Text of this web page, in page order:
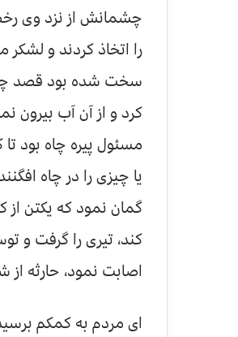
چشمانش از نزد وی
را اتخاذ كردند و لشكر
سخت شده بود قصد چاه
كرد و از آن آب بیرون
مسئول پیره چاه بود
یا چیزی را در چاه
گمان نمود كه یكتن از
كند، تیری را گرفت و
اصابت نمود، حارثه از
ای مردم به كمكم